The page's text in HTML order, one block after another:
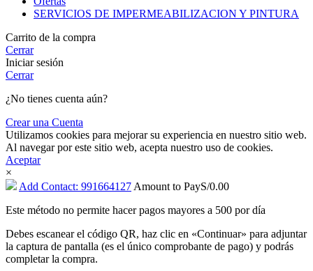
SERVICIOS DE IMPERMEABILIZACION Y PINTURA
Carrito de la compra
Cerrar
Iniciar sesión
Cerrar
¿No tienes cuenta aún?
Crear una Cuenta
Utilizamos cookies para mejorar su experiencia en nuestro sitio web.
Al navegar por este sitio web, acepta nuestro uso de cookies.
Aceptar
×
Add Contact: 991664127 Amount to PayS/0.00
Este método no permite hacer pagos mayores a 500 por día
Debes escanear el código QR, haz clic en «Continuar» para adjuntar
la captura de pantalla (es el único comprobante de pago) y podrás
completar la compra.